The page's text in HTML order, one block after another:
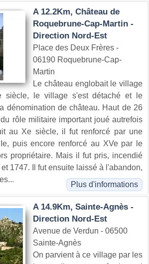
A 12.2Km, Château de
Roquebrune-Cap-Martin -
Direction Nord-Est
Place des Deux Frères -
06190 Roquebrune-Cap-
Martin
Le château englobait le village
siècle, le village s'est détaché et le
dénomination de château. Haut de 26
rôle militaire important joué autrefois
au Xe siècle, il fut renforcé par une
puis encore renforcé au XVe par le
propriétaire. Mais il fut pris, incendié
1747. Il fut ensuite laissé à l'abandon,
Plus d'informations
A 14.9Km, Sainte-Agnès -
Direction Nord-Est
Avenue de Verdun - 06500
Sainte-Agnès
On parvient à ce village par les